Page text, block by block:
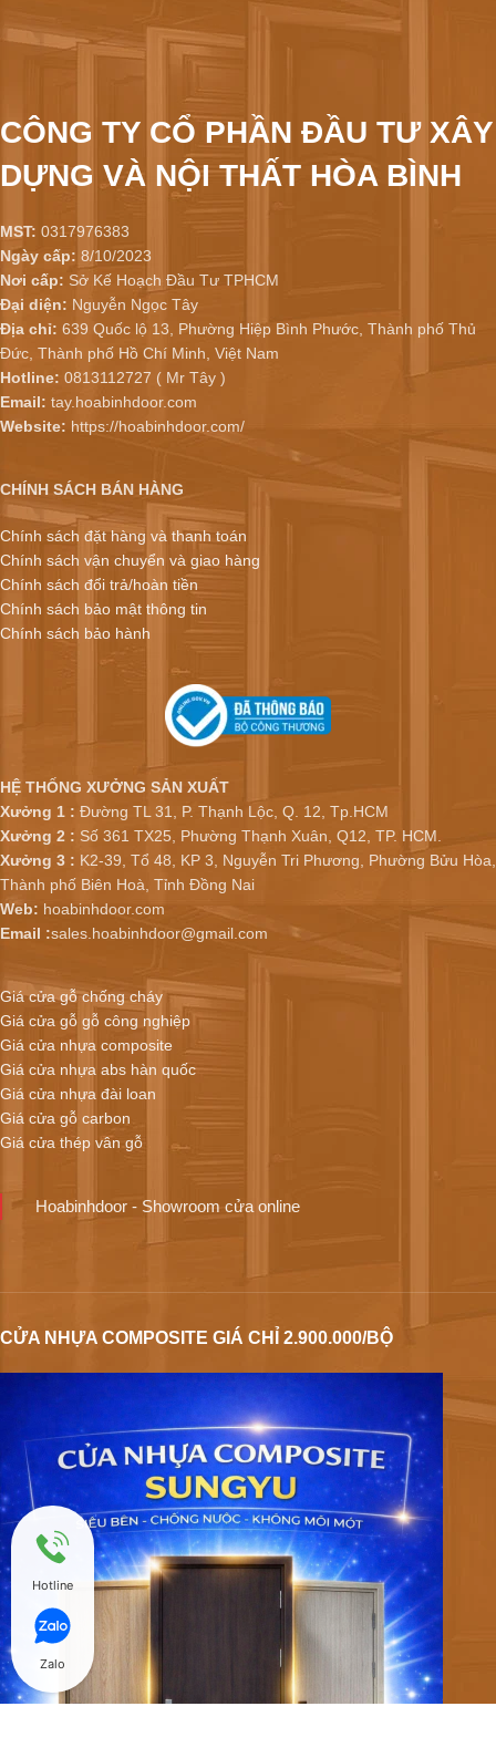
CÔNG TY CỔ PHẦN ĐẦU TƯ XÂY
DỰNG VÀ NỘI THẤT HÒA BÌNH
MST: 0317976383
Ngày cấp: 8/10/2023
Nơi cấp: Sở Kế Hoạch Đầu Tư TPHCM
Đại diện: Nguyễn Ngọc Tây
Địa chỉ: 639 Quốc lộ 13, Phường Hiệp Bình Phước, Thành phố Thủ
Đức, Thành phố Hồ Chí Minh, Việt Nam
Hotline: 0813112727 ( Mr Tây )
Email: tay.hoabinhdoor.com
Website: https://hoabinhdoor.com/
CHÍNH SÁCH BÁN HÀNG
Chính sách đặt hàng và thanh toán
Chính sách vận chuyển và giao hàng
Chính sách đổi trả/hoàn tiền
Chính sách bảo mật thông tin
Chính sách bảo hành
HỆ THỐNG XƯỞNG SẢN XUẤT
Xưởng 1 : Đường TL 31, P. Thạnh Lộc, Q. 12, Tp.HCM
Xưởng 2 : Số 361 TX25, Phường Thạnh Xuân, Q12, TP. HCM.
Xưởng 3 : K2-39, Tổ 48, KP 3, Nguyễn Tri Phương, Phường Bửu Hòa,
Thành phố Biên Hoà, Tỉnh Đồng Nai
Web: hoabinhdoor.com
Email :sales.hoabinhdoor@gmail.com
Giá cửa gỗ chống cháy
Giá cửa gỗ gỗ công nghiệp
Giá cửa nhựa composite
Giá cửa nhựa abs hàn quốc
Giá cửa nhựa đài loan
Giá cửa gỗ carbon
Giá cửa thép vân gỗ
Hoabinhdoor - Showroom cửa online
CỬA NHỰA COMPOSITE GIÁ CHỈ 2.900.000/BỘ
Hotline
Zalo